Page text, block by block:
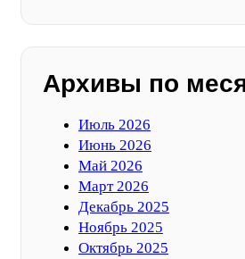
Архивы по
Июль 2026
Июнь 2026
Май 2026
Март 2026
Декабрь 2025
Ноябрь 2025
Октябрь 2025